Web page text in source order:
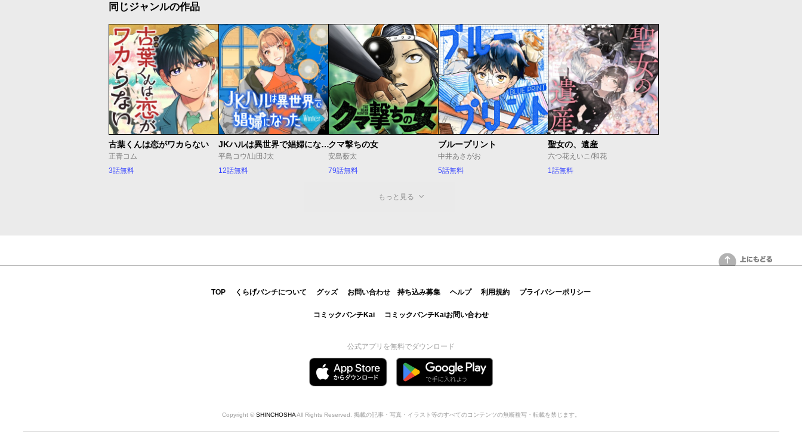
同じジャンルの作品
古葉くんは恋がワカらない
正青コム
3話無料
JKハルは異世界で娼婦になった Winter
平鳥コウ/山田J太
12話無料
クマ撃ちの女
安島薮太
79話無料
ブループリント
中井あさがお
5話無料
聖女の、遺産
六つ花えいこ/和花
1話無料
もっと見る
上にもどる
TOP くらげバンチについて グッズ お問い合わせ 持ち込み募集 ヘルプ 利用規約 プライバシーポリシー
コミックバンチKai コミックバンチKaiお問い合わせ
公式アプリを無料でダウンロード
Copyright © SHINCHOSHAAll Rights Reserved. 掲載の記事・写真・イラスト等のすべてのコンテンツの無断複写・転載を禁じます。